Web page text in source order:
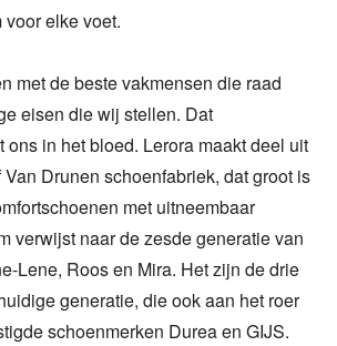
elke voet.
met de beste vakmensen die raad
eisen die wij stellen. Dat
ons in het bloed. Lerora maakt deel uit
Drunen schoenfabriek, dat groot is
met uitneembaar
verwijst naar de zesde generatie van
Lene, Roos en Mira. Het zijn de drie
generatie, die ook aan het roer
schoenmerken Durea en GIJS.